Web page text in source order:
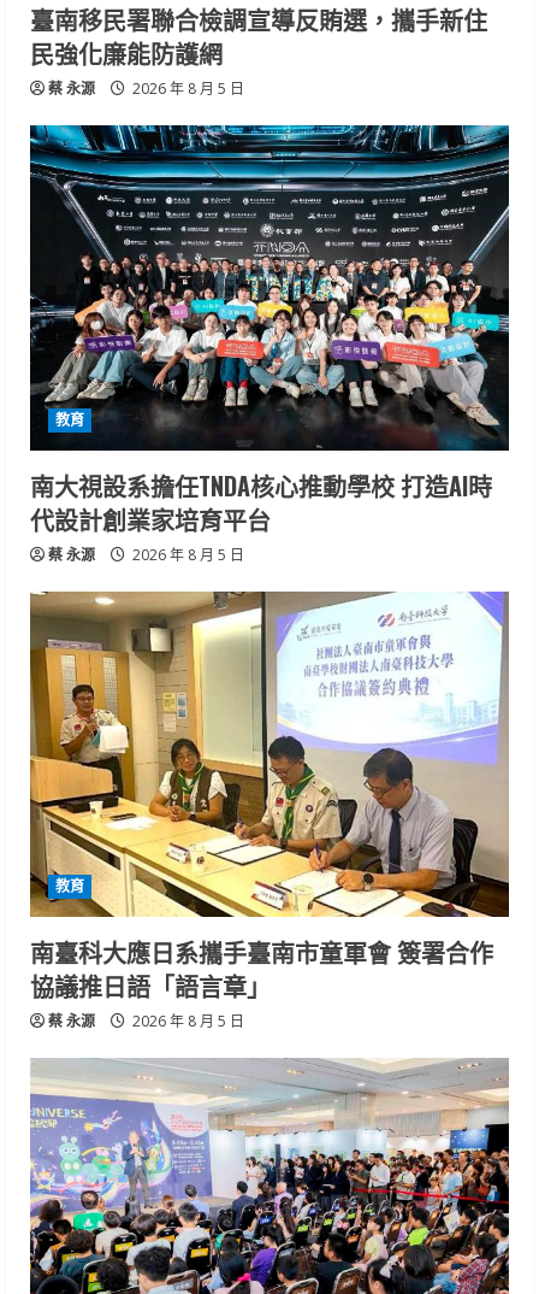
臺南移民署聯合檢調宣導反賄選，攜手新住
民強化廉能防護網
蔡 永源 2026 年 8 月 5 日
教育
南大視設系擔任TNDA核心推動學校 打造AI時
代設計創業家培育平台
蔡 永源 2026 年 8 月 5 日
教育
南臺科大應日系攜手臺南市童軍會 簽署合作
協議推日語「語言章」
蔡 永源 2026 年 8 月 5 日